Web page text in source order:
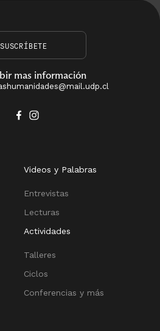
SUSCRÍBETE
mas información
Videos y Palabras
Entrevistas
Lecturas
Actividades
Talleres
Ciclos
Conferencias y más